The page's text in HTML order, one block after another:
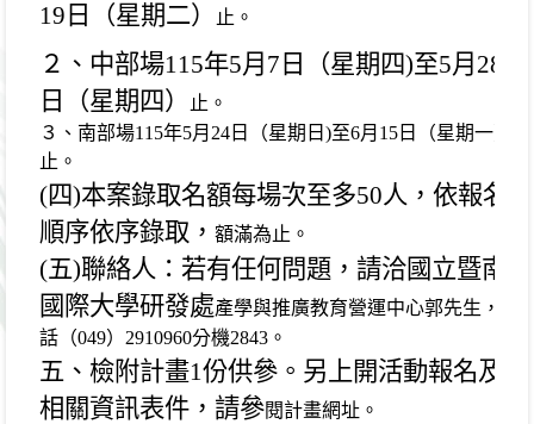
19 日（星期二） 止。
２、中部場115年5月 7 日（星期四)至5月 28
日（星期四）
止。
３、南部場115年5月 24 日（星期日)至6月 15 日（星期一）
止。
(四)本案錄取名額每場次至多50人，依報名
順序依序錄取，額滿為止。
(五)聯絡人：若有任何問題，請洽國立暨南
國際大學研發處產學與推廣教育營運中心郭先生，電
話（049） 2910960分機2843 。
五、檢附計畫1份供參。另上開活動報名及
相關資訊表件，請參閱計畫網址。